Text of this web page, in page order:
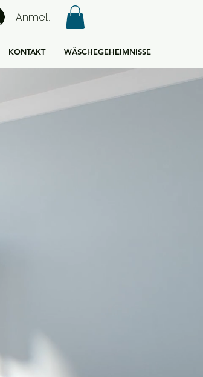
Anmelden
KONTAKT WÄSCHEGEHEIMNISSE